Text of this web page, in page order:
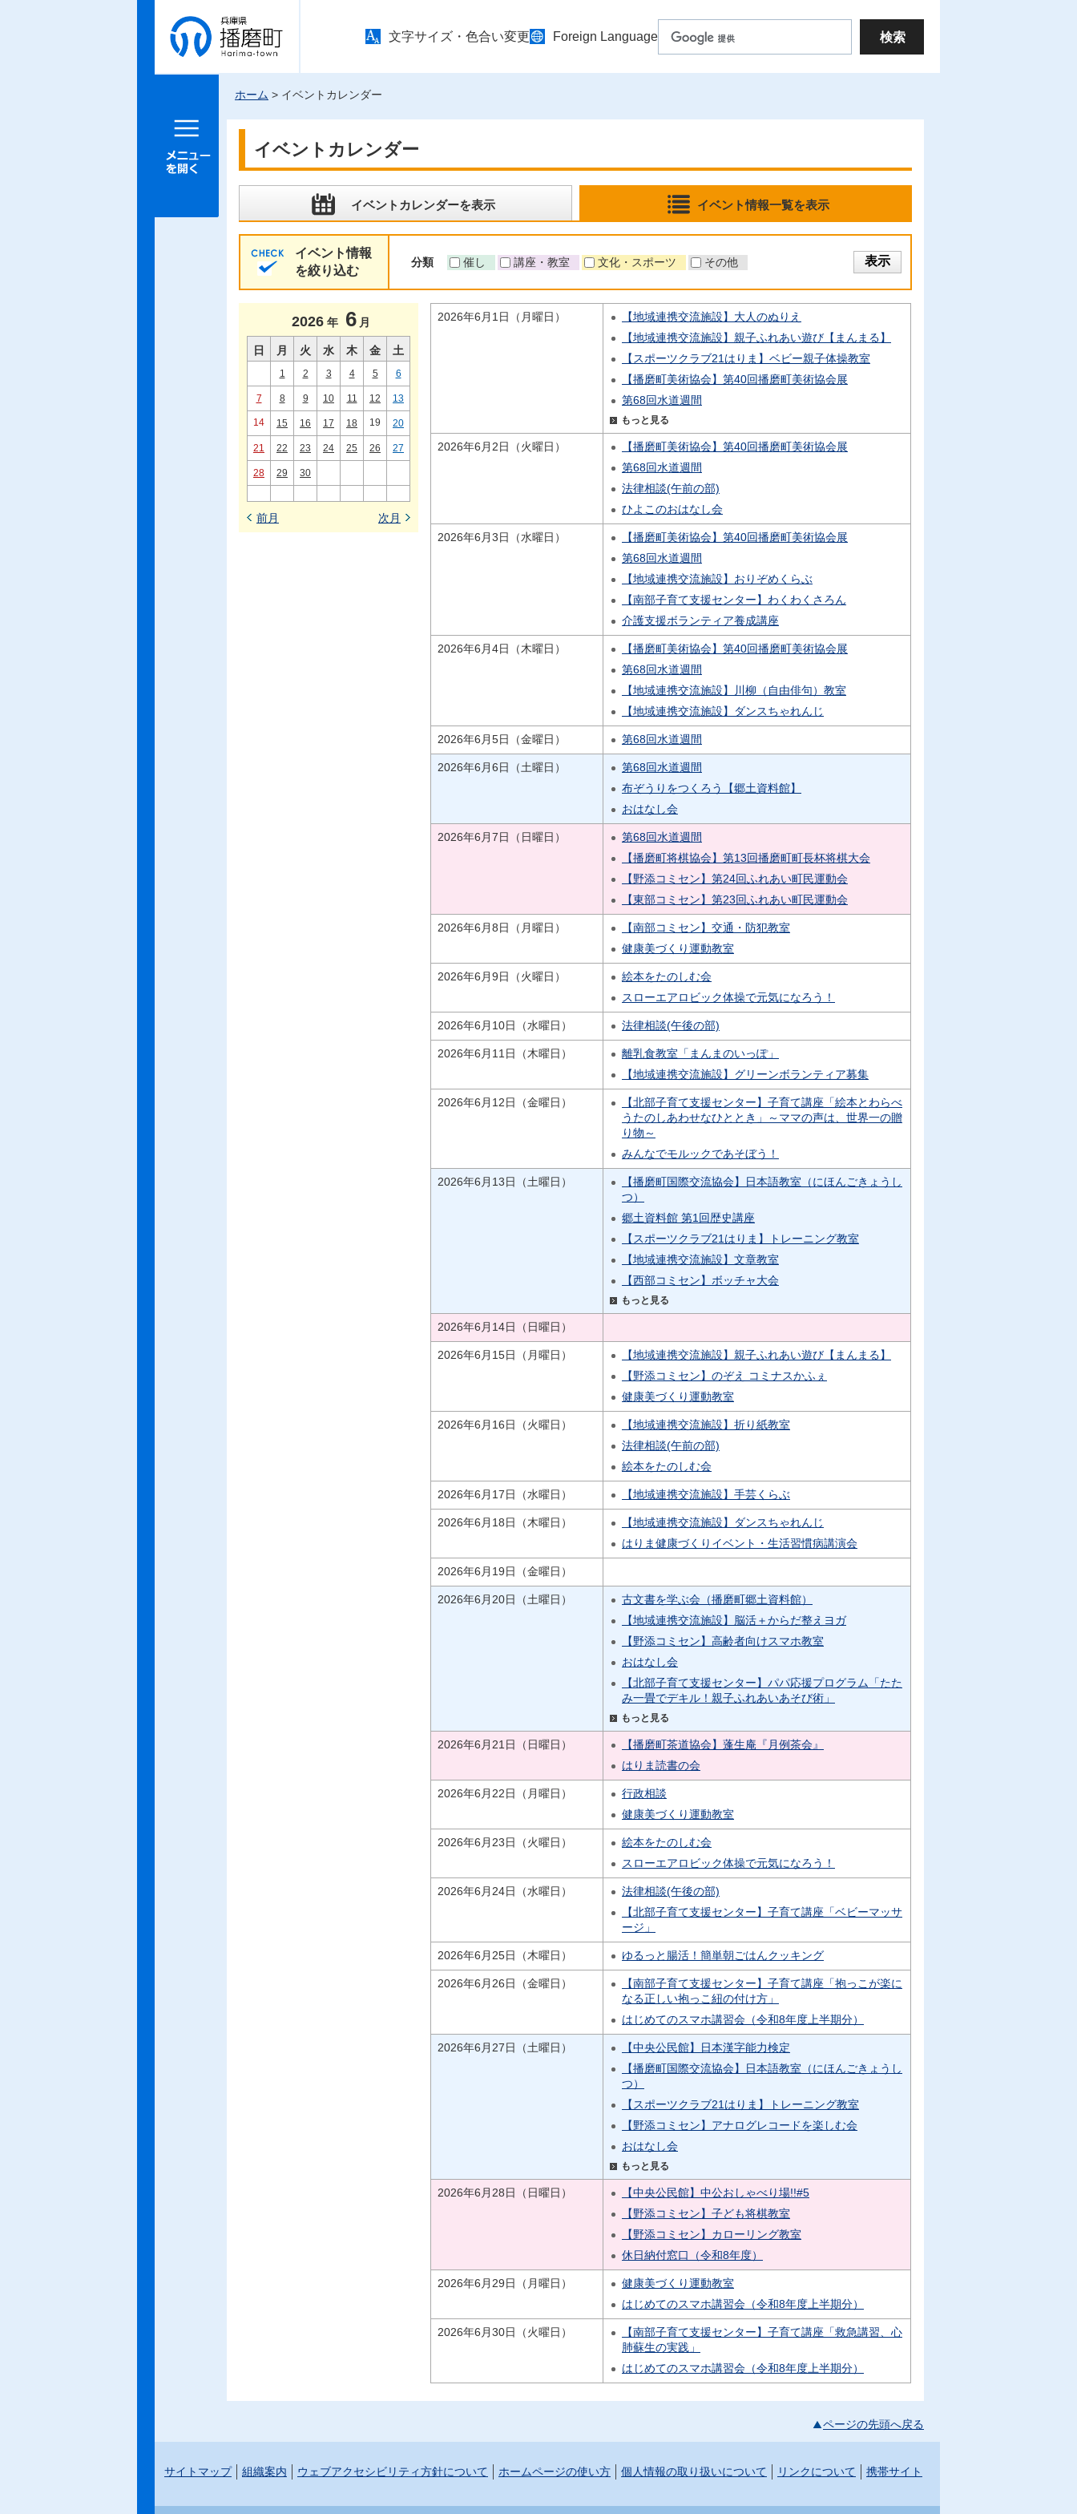
兵庫県 播
磨町
文字サイズ・色合い変更 Foreign Language
メニュー
ホーム > イベントカレンダー
イベントカレンダー
イベントカレンダーを表示 イベント情報一覧を表示
イベント情報
を絞り込む
分類 催し 講座・教室 文化・スポーツ その他
2026 年 6 月
日 月 火 水 木 金 土
1 2 3 4 5 6
7 8 9 10 11 12 13
14 15 16 17 18 19 20
21 22 23 24 25 26 27
28 29 30
前月 次月
2026年6月1日（月曜日）
【地域連携交流施設】大人のぬりえ
【地域連携交流施設】親子ふれあい遊び【まんまる】
【スポーツクラブ21はりま】ベビー親子体操教室
【播磨町美術協会】第40回播磨町美術協会展
第68回水道週間
もっと見る
2026年6月2日（火曜日）
【播磨町美術協会】第40回播磨町美術協会展
第68回水道週間
法律相談(午前の部)
ひよこのおはなし会
2026年6月3日（水曜日）
【播磨町美術協会】第40回播磨町美術協会展
第68回水道週間
【地域連携交流施設】おりぞめくらぶ
【南部子育て支援センター】わくわくさろん
介護支援ボランティア養成講座
2026年6月4日（木曜日）
【播磨町美術協会】第40回播磨町美術協会展
第68回水道週間
【地域連携交流施設】川柳（自由俳句）教室
【地域連携交流施設】ダンスちゃれんじ
2026年6月5日（金曜日） 第68回水道週間
2026年6月6日（土曜日）
第68回水道週間
布ぞうりをつくろう【郷土資料館】
おはなし会
2026年6月7日（日曜日）
第68回水道週間
【播磨町将棋協会】第13回播磨町町長杯将棋大会
【野添コミセン】第24回ふれあい町民運動会
【東部コミセン】第23回ふれあい町民運動会
2026年6月8日（月曜日）
【南部コミセン】交通・防犯教室
健康美づくり運動教室
2026年6月9日（火曜日）
絵本をたのしむ会
スローエアロビック体操で元気になろう！
2026年6月10日（水曜日） 法律相談(午後の部)
2026年6月11日（木曜日）
離乳食教室「まんまのいっぽ」
【地域連携交流施設】グリーンボランティア募集
2026年6月12日（金曜日）
【北部子育て支援センター】子育て講座「絵本とわらべ
うたのしあわせなひととき」～ママの声は、世界一の贈
り物～
みんなでモルックであそぼう！
2026年6月13日（土曜日）
【播磨町国際交流協会】日本語教室（にほんごきょうし
つ）
郷土資料館 第1回歴史講座
【スポーツクラブ21はりま】トレーニング教室
【地域連携交流施設】文章教室
【西部コミセン】ボッチャ大会
もっと見る
2026年6月14日（日曜日）
2026年6月15日（月曜日）
【地域連携交流施設】親子ふれあい遊び【まんまる】
【野添コミセン】のぞえ コミナスかふぇ
健康美づくり運動教室
2026年6月16日（火曜日）
【地域連携交流施設】折り紙教室
法律相談(午前の部)
絵本をたのしむ会
2026年6月17日（水曜日） 【地域連携交流施設】手芸くらぶ
2026年6月18日（木曜日）
【地域連携交流施設】ダンスちゃれんじ
はりま健康づくりイベント・生活習慣病講演会
2026年6月19日（金曜日）
2026年6月20日（土曜日）
古文書を学ぶ会（播磨町郷土資料館）
【地域連携交流施設】脳活＋からだ整えヨガ
【野添コミセン】高齢者向けスマホ教室
おはなし会
【北部子育て支援センター】パパ応援プログラム「たた
み一畳でデキル！親子ふれあいあそび術」
もっと見る
2026年6月21日（日曜日）
【播磨町茶道協会】蓬生庵『月例茶会』
はりま読書の会
2026年6月22日（月曜日）
行政相談
健康美づくり運動教室
2026年6月23日（火曜日）
絵本をたのしむ会
スローエアロビック体操で元気になろう！
2026年6月24日（水曜日）
法律相談(午後の部)
【北部子育て支援センター】子育て講座「ベビーマッサ
ージ」
2026年6月25日（木曜日） ゆるっと腸活！簡単朝ごはんクッキング
2026年6月26日（金曜日）
【南部子育て支援センター】子育て講座「抱っこが楽に
なる正しい抱っこ紐の付け方」
はじめてのスマホ講習会（令和8年度上半期分）
2026年6月27日（土曜日）
【中央公民館】日本漢字能力検定
【播磨町国際交流協会】日本語教室（にほんごきょうし
つ）
【スポーツクラブ21はりま】トレーニング教室
【野添コミセン】アナログレコードを楽しむ会
おはなし会
もっと見る
2026年6月28日（日曜日）
【中央公民館】中公おしゃべり場!!#5
【野添コミセン】子ども将棋教室
【野添コミセン】カローリング教室
休日納付窓口（令和8年度）
2026年6月29日（月曜日）
健康美づくり運動教室
はじめてのスマホ講習会（令和8年度上半期分）
2026年6月30日（火曜日）
【南部子育て支援センター】子育て講座「救急講習、心
肺蘇生の実践」
はじめてのスマホ講習会（令和8年度上半期分）
ページの先頭へ戻る
サイトマップ 組織案内 ウェブアクセシビリティ方針について ホームページの使い方 個人情報の取り扱いについて リンクについて 携帯サイト